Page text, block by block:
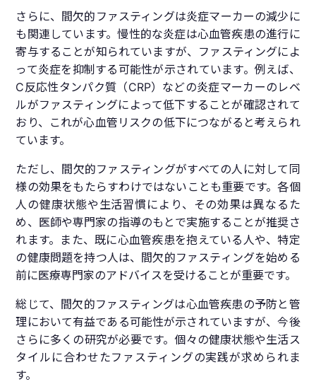
さらに、間欠的ファスティングは炎症マーカーの減少に
も関連しています。慢性的な炎症は心血管疾患の進行に
寄与することが知られていますが、ファスティングによ
って炎症を抑制する可能性が示されています。例えば、
C反応性タンパク質（CRP）などの炎症マーカーのレベ
ルがファスティングによって低下することが確認されて
おり、これが心血管リスクの低下につながると考えられ
ています。
ただし、間欠的ファスティングがすべての人に対して同
様の効果をもたらすわけではないことも重要です。各個
人の健康状態や生活習慣により、その効果は異なるた
め、医師や専門家の指導のもとで実施することが推奨さ
れます。また、既に心血管疾患を抱えている人や、特定
の健康問題を持つ人は、間欠的ファスティングを始める
前に医療専門家のアドバイスを受けることが重要です。
総じて、間欠的ファスティングは心血管疾患の予防と管
理において有益である可能性が示されていますが、今後
さらに多くの研究が必要です。個々の健康状態や生活ス
タイルに合わせたファスティングの実践が求められま
す。